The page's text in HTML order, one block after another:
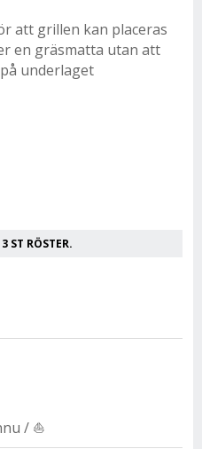
att grillen kan placeras
en gräsmatta utan att
underlaget
ST RÖSTER.
/ ⛵️